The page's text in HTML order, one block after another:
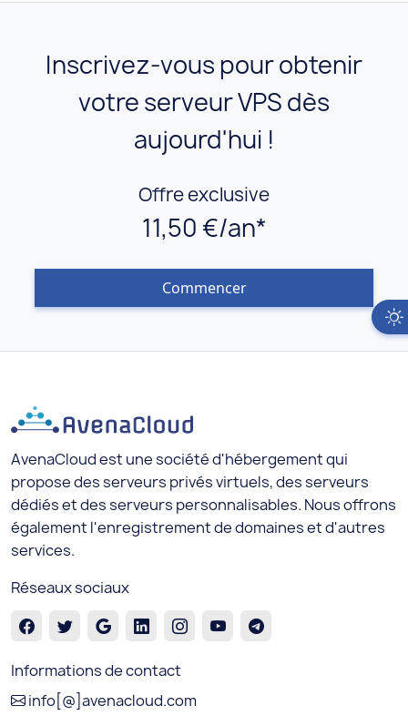
Inscrivez-vous pour obtenir
votre serveur VPS dès
aujourd'hui !
Offre exclusive
11,50 €/an*
Commencer
AvenaCloud est une société d'hébergement qui
propose des serveurs privés virtuels, des serveurs
dédiés et des serveurs personnalisables. Nous offrons
également l'enregistrement de domaines et d'autres
services.
Réseaux sociaux
Informations de contact
info[@]avenacloud.com